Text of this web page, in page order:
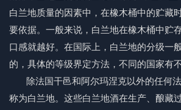
白兰地质量的因素中，在橡木桶中的贮藏
要依据。一般来说，白兰地在橡木桶中贮
口感就越好。在国际上，白兰地的分级一
的，具体的等级界定方法，不同的国家有
除法国干邑和阿尔玛涅克以外的任何法
称为白兰地。这些白兰地酒在生产、酿藏